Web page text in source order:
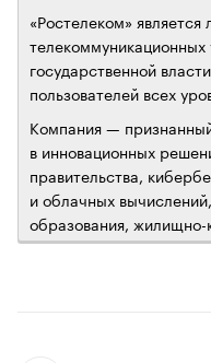
«Ростелеком»
телекоммуникационных
государственной
пользователей всех
Компания —
в инновационных
правительства,
и облачных
образования, жилищно-